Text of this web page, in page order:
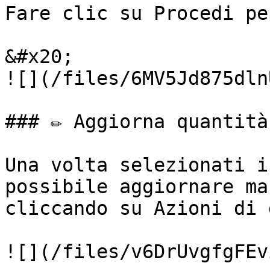
Fare clic su Procedi
&#x20;
![](/files/
### ✏️ Aggiorna quantità
Una volta selezionati
possibile aggiornare
cliccando su Azioni di
![](/files/